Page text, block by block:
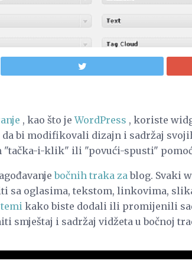
, kao što jeWordPress , koriste
da bi modifikovali dizajn i sadržaj
"tačka-i-klik" ili "povući-spusti"
bočnih traka zablog. Svaki
sa oglasima, tekstom, linkovima,
temi kako biste dodali ili promijenili
smještaj i sadržaj vidžeta u bočnoj